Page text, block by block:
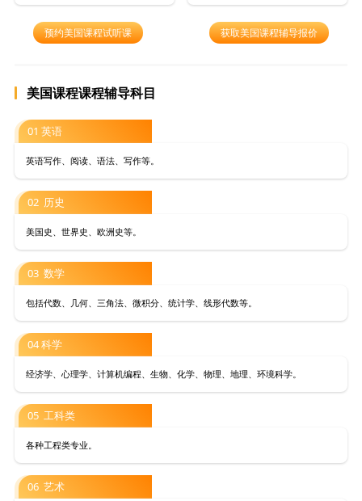
预约美国课程试听课 获取美国课程辅导报价
美国课程课程辅导科目
01 英语
英语写作、阅读、语法、写作等。
02 历史
美国史、世界史、欧洲史等。
03 数学
包括代数、几何、三角法、微积分、统计学、线形代数等。
04 科学
经济学、心理学、计算机编程、生物、化学、物理、地理、环境科学。
05 工科类
各种工程类专业。
06 艺术